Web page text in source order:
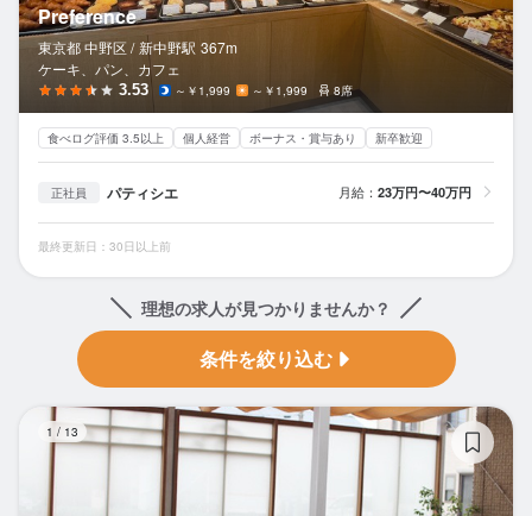
Preference
東京都 中野区 / 新中野駅 367m
ケーキ、パン、カフェ
3.53 ～￥1,999 ～￥1,999 8席
食べログ評価 3.5以上 個人経営 ボーナス・賞与あり 新卒歓迎
正社員 パティシエ 月給： 23万円〜40万円
最終更新日：30日以上前
理想の求人が見つかりませんか？
条件を絞り込む
1 / 13